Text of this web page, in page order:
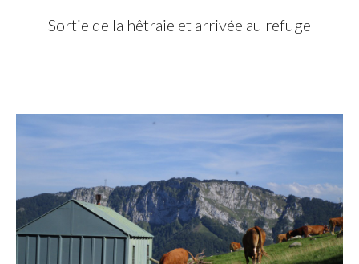
Sortie de la hêtraie et arrivée au refuge